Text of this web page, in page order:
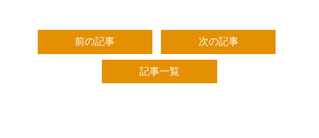
前の記事 次の記事
記事一覧